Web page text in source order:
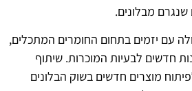
מבלונים.
עם יזמים בתחום החומרים המתכלים,
חדשים לבעיות המוכרות. שיתוף
מוצרים חדשים בשוק הבלונים